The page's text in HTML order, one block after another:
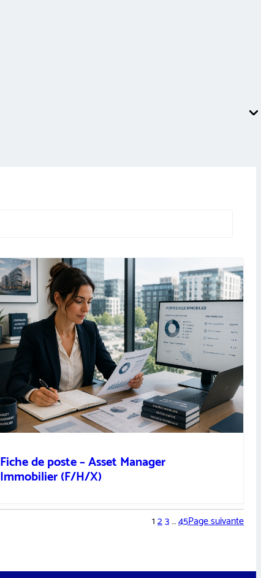
Fiche de poste – Asset Manager
Immobilier (F/H/X)
123…45Page suivante